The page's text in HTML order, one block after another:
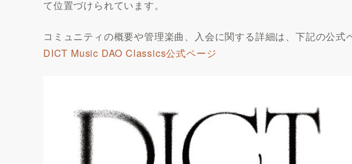
て位置づけられています。
コミュニティの概要や管理楽曲、入会に関する詳細は、下記の公式
DICT Music DAO Classics公式ページ